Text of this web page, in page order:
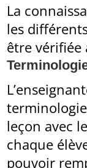
La
les
être vérifiée
leçon avec
chaque
pouvoir